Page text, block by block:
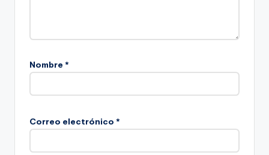
Nombre *
Correo electrónico *